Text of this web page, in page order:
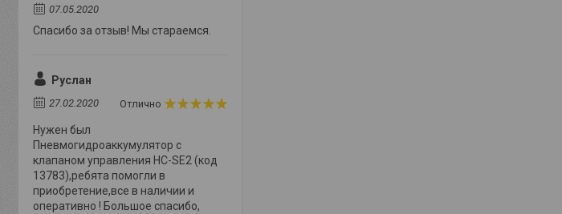
07.05.2020
Спасибо за отзыв! Мы стараемся.
Руслан
27.02.2020 Отлично
Нужен был
Пневмогидроаккумулятор с
клапаном управления HC-SE2 (код
13783),ребята помогли в
приобретение,все в наличии и
оперативно ! Большое спасибо,